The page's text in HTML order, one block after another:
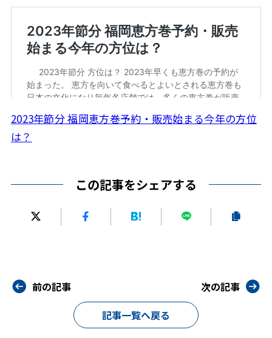
2023年節分 福岡恵方巻予約・販売始まる今年の方位
は？
この記事をシェアする
前の記事
記事一覧へ戻る
次の記事